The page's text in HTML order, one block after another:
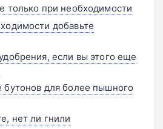
только при необходимости
добавьте
если вы этого еще
бутонов для более пышного
нет ли гнили